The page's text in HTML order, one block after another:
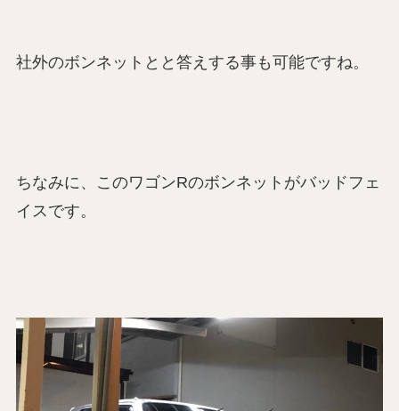
社外のボンネットとと答えする事も可能ですね。
ちなみに、このワゴンRのボンネットがバッドフェ
イスです。